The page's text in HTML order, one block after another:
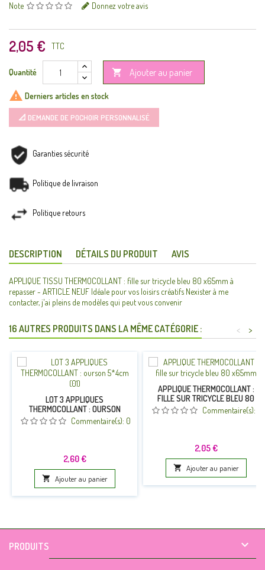
Note Donnez votre avis
2,05 € TTC
Quantité  Ajouter au panier
 Derniers articles en stock
📐 DEMANDE DE POCHOIR PERSONNALISÉ
Garanties sécurité
Politique de livraison
Politique retours
DESCRIPTION DÉTAILS DU PRODUIT AVIS
APPLIQUE TISSU THERMOCOLLANT : fille sur tricycle bleu 80 x65mm à
repasser - ARTICLE NEUF Idéale pour vos loisirs créatifs Nexister à me
contacter, j'ai pleins de modèles qui peut vous convenir
16 AUTRES PRODUITS DANS LA MÊME CATÉGORIE : >
<
LOT 3 APPLIQUES
THERMOCOLLANT : OURSON
5*4CM (01)
Commentaire(s): 0
Prix
2,60 €
 Ajouter au panier
APPLIQUE THERMOCOLLANT :
FILLE SUR TRICYCLE BLEU 80
X65MM
Commentaire(s):
Prix
2,05 €
 Ajouter au panier
PRODUITS 